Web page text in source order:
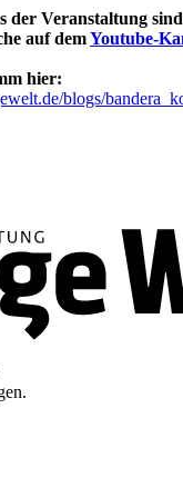
der Veranstaltung
auf demYoutube-
hier:
blogs/